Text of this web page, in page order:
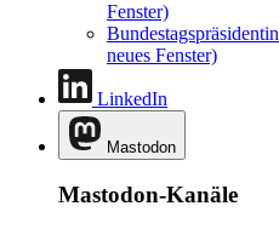
Fenster)
Bundestagspräsidentin
neues Fenster)
LinkedIn
Mastodon
Mastodon-Kanäle